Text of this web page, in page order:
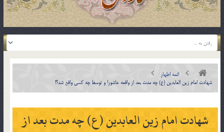
ائمه اطهار
شهادت امام زین العابدین (ع) چه مدت بعد از واقعه عاشورا و توسط چه کسی واقع شد؟!
شهادت امام زین العابدین (ع) چه مدت بعد از